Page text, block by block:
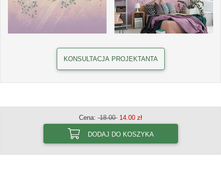
KONSULTACJA PROJEKTANTA
Cena: 18.00 14.00 zł
DODAJ DO KOSZYKA